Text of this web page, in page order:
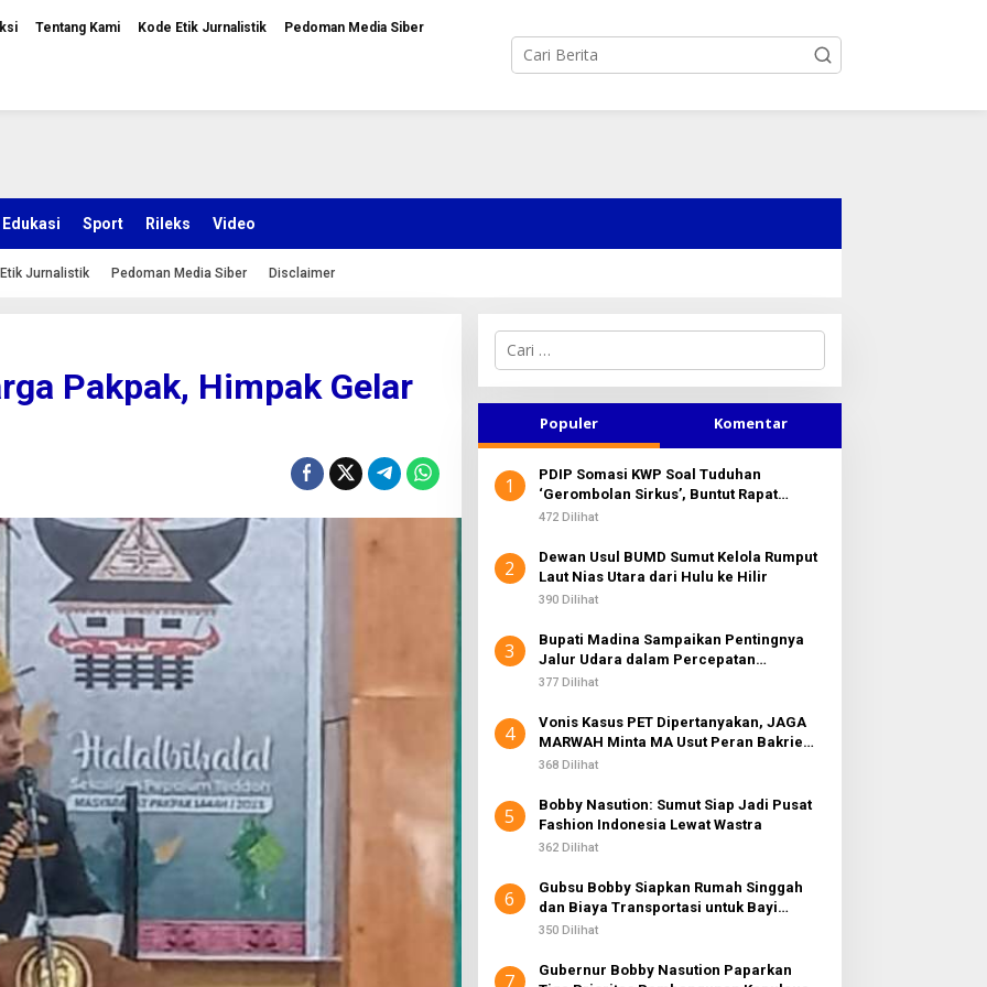
Tentang Kami Kode Etik Jurnalistik Pedoman Media Siber
Edukasi Sport Rileks Video
Etik Jurnalistik Pedoman Media Siber Disclaimer
Pakpak, Himpak Gelar
C
i
n
u
k
Populer Komentar
1
PDIP Somasi KWP Soal Tuduhan
‘Gerombolan Sirkus’, Buntut Rapat
Komisi II Dipimpin Sufmi Dasco Ahmad
472 Dilihat
2
Dewan Usul BUMD Sumut Kelola Rumput
Laut Nias Utara dari Hulu ke Hilir
390 Dilihat
3
Bupati Madina Sampaikan Pentingnya
Jalur Udara dalam Percepatan
Pembangunan
377 Dilihat
4
Vonis Kasus PET Dipertanyakan, JAGA
MARWAH Minta MA Usut Peran Bakrie
Group
368 Dilihat
5
Bobby Nasution: Sumut Siap Jadi Pusat
Fashion Indonesia Lewat Wastra
362 Dilihat
6
Gubsu Bobby Siapkan Rumah Singgah
dan Biaya Transportasi untuk Bayi
Penderita Suspek Leukemia Asal Nias
350 Dilihat
7
Gubernur Bobby Nasution Paparkan